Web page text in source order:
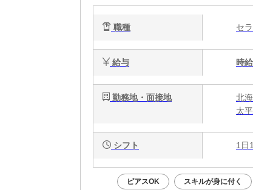
職種 セ
給与 時給
勤務地・面接地
北
太
シフト 1日
ピアスOK スキルが身に付く